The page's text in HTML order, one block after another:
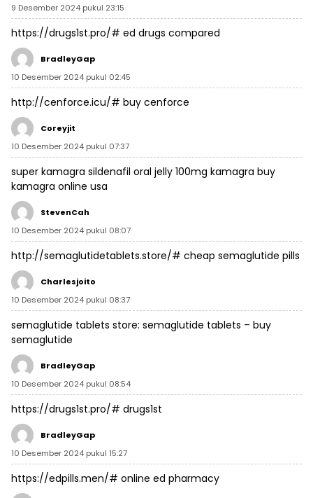
9 Desember 2024 pukul 23:15
https://drugs1st.pro/# ed drugs compared
BradleyGap
10 Desember 2024 pukul 02:45
http://cenforce.icu/# buy cenforce
Coreyjit
10 Desember 2024 pukul 07:37
super kamagra sildenafil oral jelly 100mg kamagra buy
kamagra online usa
StevenCah
10 Desember 2024 pukul 08:07
http://semaglutidetablets.store/# cheap semaglutide pills
Charlesjoito
10 Desember 2024 pukul 08:37
semaglutide tablets store: semaglutide tablets – buy
semaglutide
BradleyGap
10 Desember 2024 pukul 08:54
https://drugs1st.pro/# drugs1st
BradleyGap
10 Desember 2024 pukul 15:27
https://edpills.men/# online ed pharmacy